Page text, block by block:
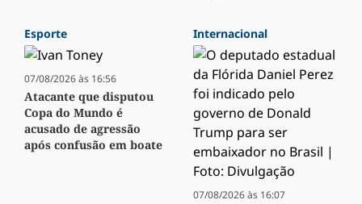
Esporte
07/08/2026 às 16:56
Atacante que disputou
Copa do Mundo é
acusado de agressão
após confusão em boate
Internacional
07/08/2026 às 16:07